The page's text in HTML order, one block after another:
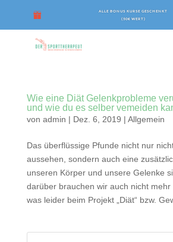
ALLE BONUS KURSE GESCHENKT
(50€ WERT)
Wie eine Diät Gelenkprobleme
und wie du es selber vemeiden
von admin | Dez. 6, 2019 | Allgemein
Das überflüssige Pfunde nicht nur
aussehen, sondern auch eine
unseren Körper und unsere Gelenke
darüber brauchen wir auch nicht mehr
was leider beim Projekt „Diät“ bzw.